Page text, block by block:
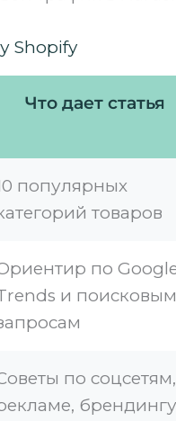
Shopify
Что дает статья
популярных
товаров
по
и поисковым
по соцсетям,
брендингу